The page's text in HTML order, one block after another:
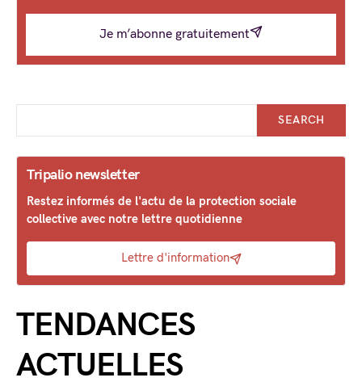
Je m’abonne gratuitement
SEARCH
Tripalio newsletter
Restez informés de l'actu de la protection sociale
collective avec notre lettre quotidienne
Lettre d'information
TENDANCES
ACTUELLES